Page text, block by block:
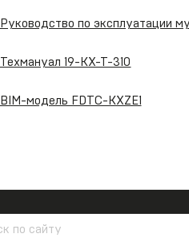
Руководство по эксплуатации
Техмануал 19-KX-T-310
BIM-модель FDTC-KXZE1